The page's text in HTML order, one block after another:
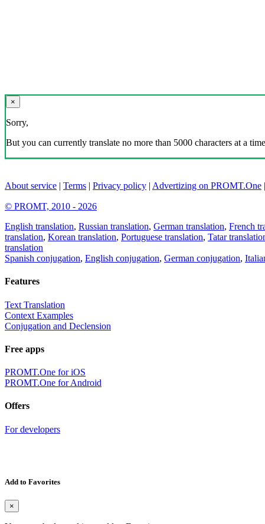
×
Sorry,
But you can currently translate no more than 5000 characters at a
About service | Terms | Privacy policy | Advertizing on PROMT.One |
© PROMT, 2010 - 2026
English translation, Russian translation, German translation, French
translation, Korean translation, Portuguese translation, Tatar
translation
Spanish conjugation, English conjugation, German conjugation,
Features
Text Translation
Context Examples
Conjugation and Declension
Free apps
PROMT.One for iOS
PROMT.One for Android
Offers
For developers
Add to Favorites
×